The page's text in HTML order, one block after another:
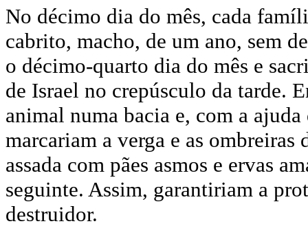
No décimo dia do mês, cada
cabrito, macho, de um ano, sem
o décimo-quarto dia do mês e
de Israel no crepúsculo da tarde.
animal numa bacia e, com a
marcariam a verga e as
assada com pães asmos e ervas
seguinte. Assim, garantiriam a
destruidor.